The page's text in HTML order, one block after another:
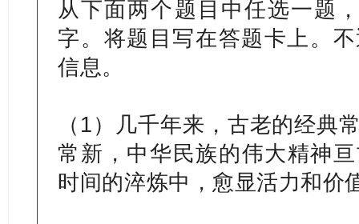
从下面两个题目中任选一题
字。将题目写在答题卡上。
信息。
（1）几千年来，古老的经典
常新，中华民族的伟大精神
时间的淬炼中，愈显活力和价